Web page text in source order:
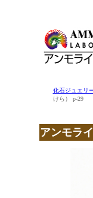
化石ジュエリ
けら） p-29
アンモラ